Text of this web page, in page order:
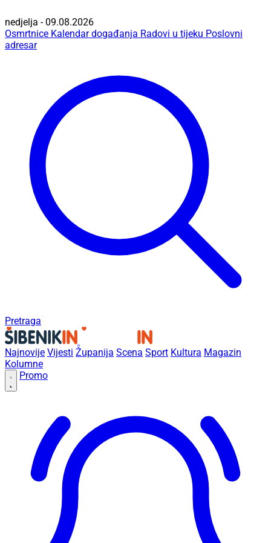
nedjelja - 09.08.2026
Osmrtnice Kalendar događanja Radovi u tijeku Poslovni
adresar
Pretraga
Najnovije Vijesti Županija Scena Sport Kultura Magazin
Kolumne
Promo